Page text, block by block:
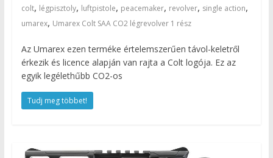
colt, légpisztoly, luftpistole, peacemaker, revolver, single action,
umarex, Umarex Colt SAA CO2 légrevolver 1 rész
Az Umarex ezen terméke értelemszerűen távol-keletről
érkezik és licence alapján van rajta a Colt logója. Ez az
egyik legélethűbb CO2-os
Tudj meg többet!